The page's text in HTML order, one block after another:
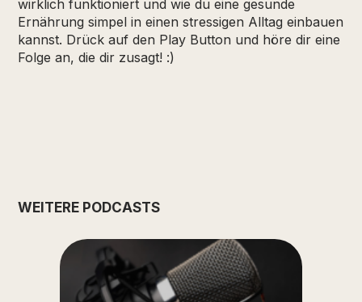
wirklich funktioniert und wie du eine gesunde
Ernährung simpel in einen stressigen Alltag einbauen
kannst. Drück auf den Play Button und höre dir eine
Folge an, die dir zusagt! :)
WEITERE PODCASTS